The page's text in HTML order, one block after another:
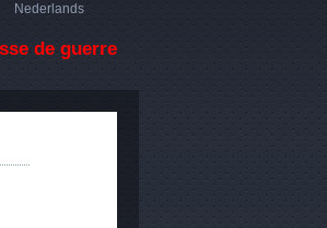
Nederlands
de guerre